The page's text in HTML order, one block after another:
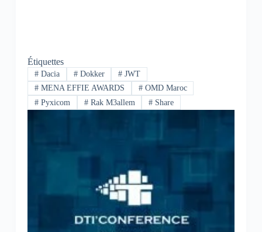
Étiquettes
#Dacia #Dokker # JWT
#MENA EFFIE AWARDS #OMD Maroc
#Pyxicom #Rak M3allem # Share